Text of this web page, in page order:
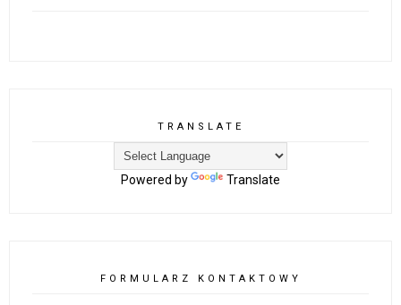
TRANSLATE
Powered by Translate
FORMULARZ KONTAKTOWY